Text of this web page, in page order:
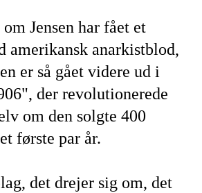
Jensen har fået et
amerikansk anarkistblod,
er så gået videre ud i
der revolutionerede
om den solgte 400
første par år.
det drejer sig om, det